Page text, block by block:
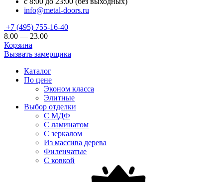
info@metal-doors.ru
+7 (495) 755-16-40
8.00 — 23.00
Корзина
Вызвать замерщика
Каталог
По цене
Эконом класса
Элитные
Выбор отделки
С МДФ
С ламинатом
С зеркалом
Из массива дерева
Филенчатые
С ковкой